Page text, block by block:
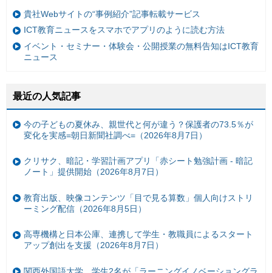
貴社Webサイトの“事例紹介”記事転載サービス
ICT教育ニュースをスマホでアプリのように読む方法
イベント・セミナー・体験会・公開授業の無料告知はICT教育
ニュース
最近の人気記事
今の子どもの夏休み、親世代と何が違う？保護者の73.5％が
変化を実感=朝日新聞社調べ=（2026年8月7日）
クリサク、暗記・学習計画アプリ「赤シート勉強計画 - 暗記
ノート」提供開始（2026年8月7日）
教育出版、映像コンテンツ「目で見る算数」個人向けストリ
ーミング配信（2026年8月5日）
高専機構と日本公庫、連携して学生・教職員によるスタート
アップ創出を支援（2026年8月7日）